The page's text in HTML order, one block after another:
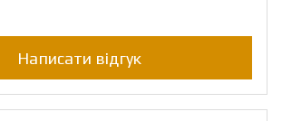
Написати відгук